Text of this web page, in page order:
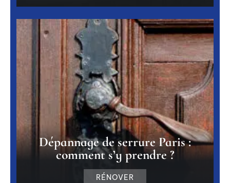
Dépannage de serrure Paris :
comment s’y prendre ?
RÉNOVER